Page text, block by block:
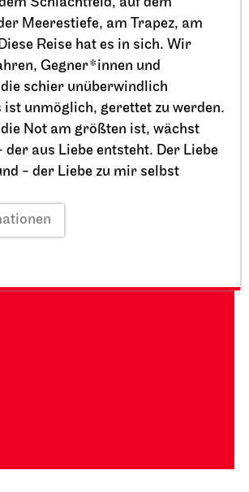
Schlachtfeld, auf dem
Meerestiefe, am Trapez, am
Reise hat es in sich. Wir
Gegner*innen und
schier unüberwindlich
ist unmöglich, gerettet zu werden.
Not am größten ist, wächst
aus Liebe entsteht. Der Liebe
- der Liebe zu mir selbst
I. Rang
den Spielplan